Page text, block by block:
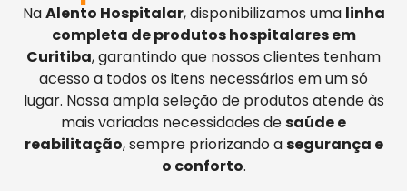
NaAlento Hospitalar, disponibilizamos uma linha
completa de produtos hospitalares em
Curitiba, garantindo que nossos clientes tenham
acesso a todos os itens necessários em um só
lugar. Nossa ampla seleção de produtos atende às
mais variadas necessidades desaúde e
reabilitação, sempre priorizando asegurança e
o conforto.